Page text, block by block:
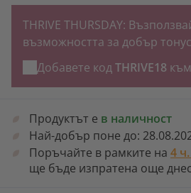
THRIVE THURSDAY:
възможността за добър
Добавете кодTHRIVE18
Продуктът е в наличност
Най-добър поне до:
Поръчайте в рамките на 4
ще бъде изпратена още